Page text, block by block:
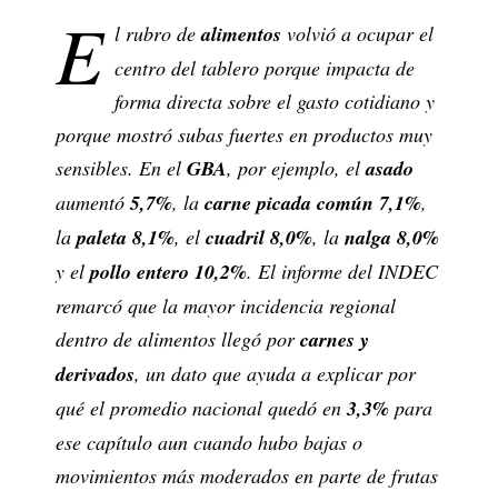
E l rubro dealimentos volvió a ocupar el
centro del tablero porque impacta de
forma directa sobre el gasto cotidiano y
porque mostró subas fuertes en productos muy
sensibles. En el GBA, por ejemplo, elasado
aumentó5,7%, la carne picada común 7,1%,
lapaleta 8,1%, el cuadril 8,0%, la nalga 8,0%
y elpollo entero 10,2%. El informe del INDEC
remarcó que la mayor incidencia regional
dentro de alimentos llegó porcarnes y
derivados, un dato que ayuda a explicar por
qué el promedio nacional quedó en3,3% para
ese capítulo aun cuando hubo bajas o
movimientos más moderados en parte de frutas